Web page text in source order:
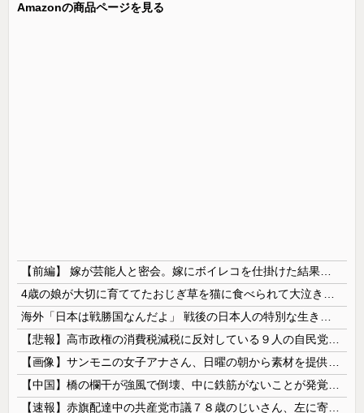
Amazonの商品ページを見る